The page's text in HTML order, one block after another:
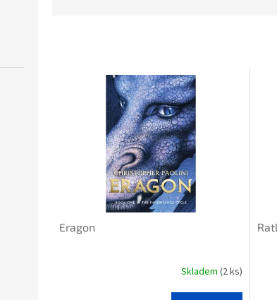
Eragon
Skladem (2 ks)